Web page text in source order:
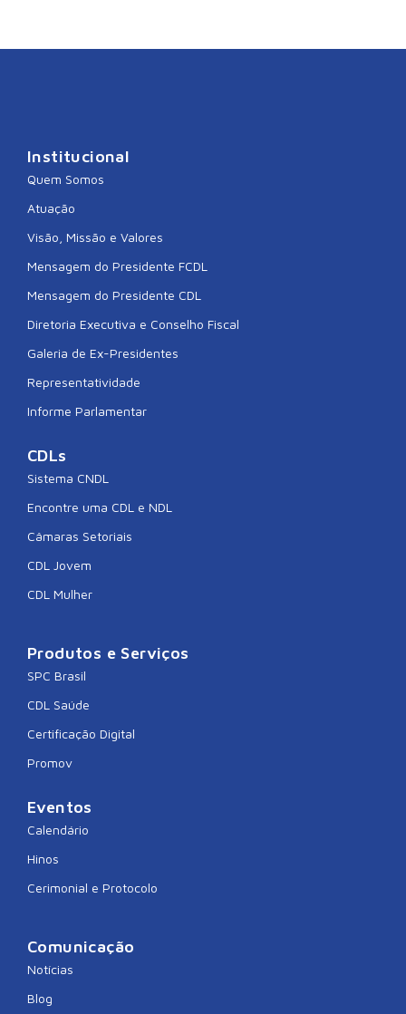
Institucional
Quem Somos
Atuação
Visão, Missão e Valores
Mensagem do Presidente FCDL
Mensagem do Presidente CDL
Diretoria Executiva e Conselho Fiscal
Galeria de Ex-Presidentes
Representatividade
Informe Parlamentar
CDLs
Sistema CNDL
Encontre uma CDL e NDL
Câmaras Setoriais
CDL Jovem
CDL Mulher
Produtos e Serviços
SPC Brasil
CDL Saúde
Certificação Digital
Promov
Eventos
Calendário
Hinos
Cerimonial e Protocolo
Comunicação
Notícias
Blog